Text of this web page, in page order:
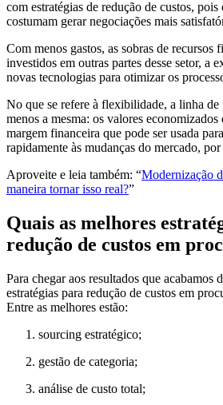
com estratégias de redução de custos, pois
costumam gerar negociações mais
Com menos gastos, as sobras de recursos
investidos em outras partes desse setor, a
novas tecnologias para otimizar os
No que se refere à flexibilidade, a linha de
menos a mesma: os valores
margem financeira que pode ser usada
rapidamente às mudanças do mercado,
Aproveite e leia também: “Modernização
maneira tornar isso real?”
Quais as melhores
redução de custos em
Para chegar aos resultados que acabamos
estratégias para redução de custos em
Entre as melhores estão:
sourcing estratégico;
gestão de categoria;
análise de custo total;